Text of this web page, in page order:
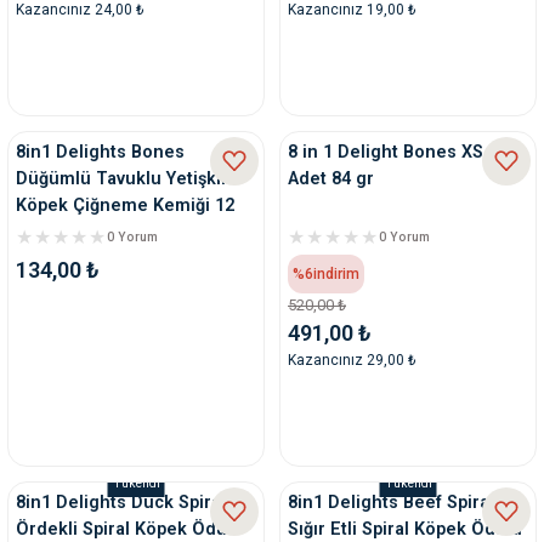
Kemikleri
Kazancınız 24,00 ₺ Kazancınız 19,00 ₺
8in1 Delights Bones
Düğümlü Tavuklu Yetişkin
Köpek Çiğneme Kemiği 12
Gr
0 Yorum
134,00 ₺
8 in 1 Delight Bones XS 7
Adet 84 gr
0 Yorum
%6indirim
520,00 ₺
491,00 ₺
Kazancınız 29,00 ₺
Tükendi
8in1 Delights Duck Spirals
Ördekli Spiral Köpek Ödülü
Tükendi
8in1 Delights Beef Spirals
Sığır Etli Spiral Köpek Ödülü